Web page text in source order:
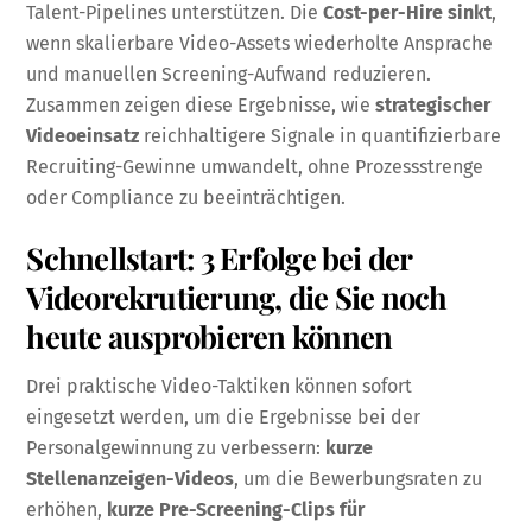
Talent-Pipelines unterstützen. DieCost-per-Hire sinkt,
wenn skalierbare Video-Assets wiederholte Ansprache
und manuellen Screening-Aufwand reduzieren.
Zusammen zeigen diese Ergebnisse, wiestrategischer
Videoeinsatz reichhaltigere Signale in quantifizierbare
Recruiting-Gewinne umwandelt, ohne Prozessstrenge
oder Compliance zu beeinträchtigen.
Schnellstart: 3 Erfolge bei der
Videorekrutierung, die Sie noch
heute ausprobieren können
Drei praktische Video-Taktiken können sofort
eingesetzt werden, um die Ergebnisse bei der
Personalgewinnung zu verbessern: kurze
Stellenanzeigen-Videos, um die Bewerbungsraten zu
erhöhen, kurze Pre-Screening-Clips für